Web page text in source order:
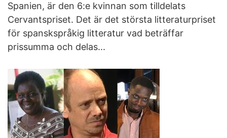
Spanien, är den 6:e kvinnan som tilldelats
Cervantspriset. Det är det största litteraturpriset
för spanskspråkig litteratur vad beträffar
prissumma och delas...